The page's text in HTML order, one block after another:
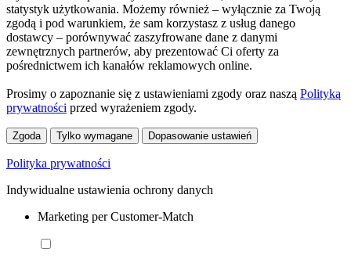
statystyk użytkowania. Możemy również – wyłącznie za Twoją
zgodą i pod warunkiem, że sam korzystasz z usług danego
dostawcy – porównywać zaszyfrowane dane z danymi
zewnętrznych partnerów, aby prezentować Ci oferty za
pośrednictwem ich kanałów reklamowych online.
Prosimy o zapoznanie się z ustawieniami zgody oraz naszą Polityką
prywatności przed wyrażeniem zgody.
Zgoda Tylko wymagane Dopasowanie ustawień
Polityka prywatności
Indywidualne ustawienia ochrony danych
Marketing per Customer-Match